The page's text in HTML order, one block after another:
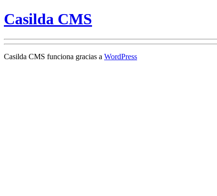
Casilda CMS
Casilda CMS funciona gracias a WordPress